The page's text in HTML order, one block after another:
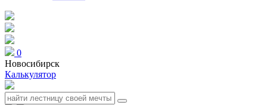
0
Новосибирск
Калькулятор